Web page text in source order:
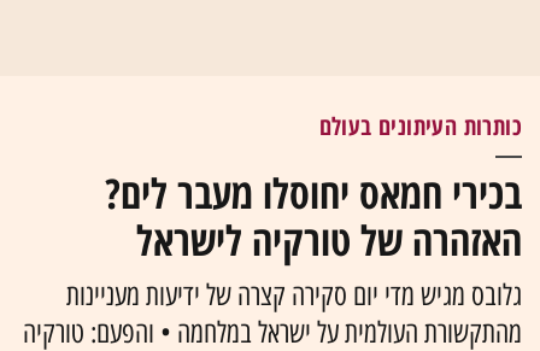
כותרות העיתונים בעולם
בכירי חמאס יחוסלו מעבר לים?
האזהרה של טורקיה לישראל
גלובס מגיש מדי יום סקירה קצרה של ידיעות מעניינות
מהתקשורת העולמית על ישראל במלחמה • והפעם: טורקיה